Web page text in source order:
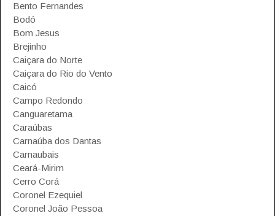
Bento Fernandes
Bodó
Bom Jesus
Brejinho
Caiçara do Norte
Caiçara do Rio do Vento
Caicó
Campo Redondo
Canguaretama
Caraúbas
Carnaúba dos Dantas
Carnaubais
Ceará-Mirim
Cerro Corá
Coronel Ezequiel
Coronel João Pessoa